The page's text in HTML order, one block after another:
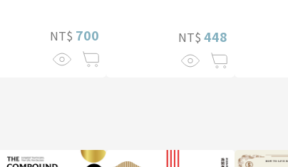
NT$ 700 NT$ 448